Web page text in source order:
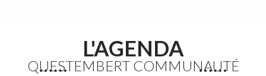
Fortes chaleurs : Adaptation des horaires des
L'AGENDA
QUESTEMBERT COMMUNAUTÉ